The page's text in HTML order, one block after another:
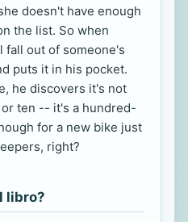
doesn't have enough
the list. So when
fall out of someone's
puts it in his pocket.
he discovers it's not
ten -- it's a hundred-
for a new bike just
right?
libro?